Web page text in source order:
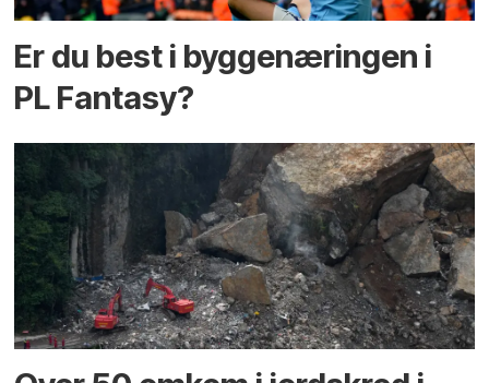
Er du best i bygge­næringen i
PL Fantasy?